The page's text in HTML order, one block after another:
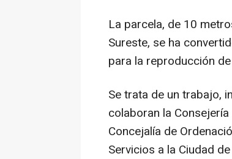
La parcela, de 10
Sureste, se ha
para la reproducción
Se trata de un trabajo,
colaboran la
Concejalía de
Servicios a la Ciudad